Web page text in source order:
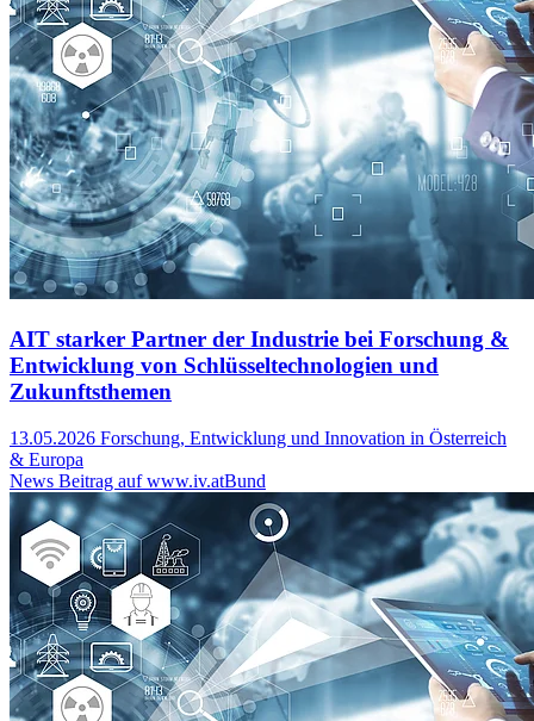
AIT starker Partner der Industrie bei Forschung &
Entwicklung von Schlüsseltechnologien und
Zukunftsthemen
13.05.2026 Forschung, Entwicklung und Innovation in Österreich
& Europa
News Beitrag auf www.iv.atBund